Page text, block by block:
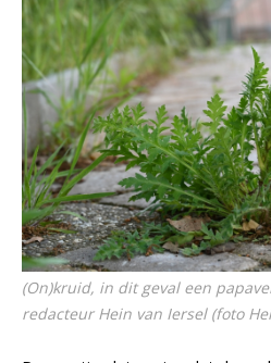
(On)kruid, in dit geval een
redacteur Hein van Iersel (foto